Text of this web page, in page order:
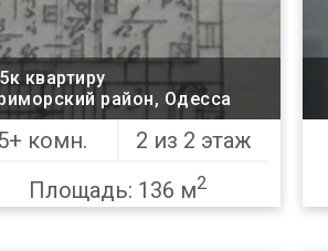
квартиру
район, Одесса
5+ комн.
2 из 2 этаж
Площадь: 136 м2